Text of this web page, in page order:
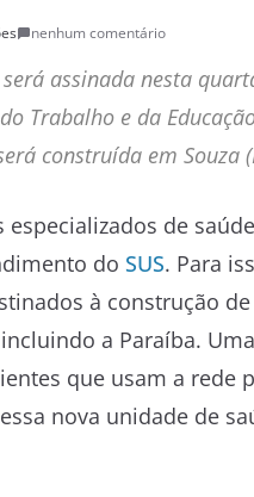
nenhum comentário
assinada nesta
Trabalho e da
construída em Souza
de
do SUS. Para
à construção
a Paraíba.
que usam a
nova unidade de